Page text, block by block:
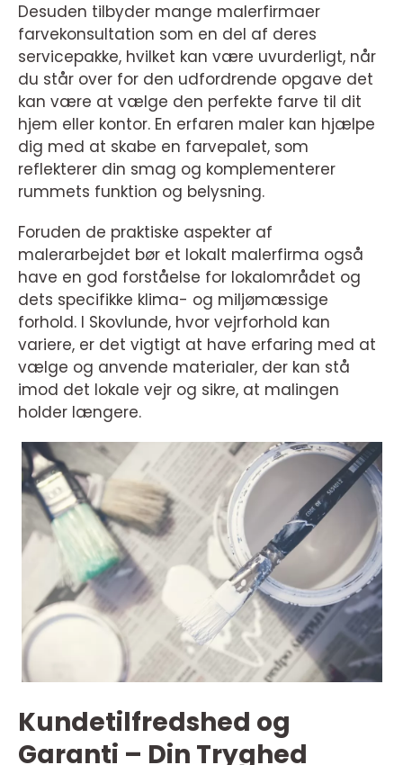
Desuden tilbyder mange malerfirmaer
farvekonsultation som en del af deres
servicepakke, hvilket kan være uvurderligt, når
du står over for den udfordrende opgave det
kan være at vælge den perfekte farve til dit
hjem eller kontor. En erfaren maler kan hjælpe
dig med at skabe en farvepalet, som
reflekterer din smag og komplementerer
rummets funktion og belysning.
Foruden de praktiske aspekter af
malerarbejdet bør et lokalt malerfirma også
have en god forståelse for lokalområdet og
dets specifikke klima- og miljømæssige
forhold. I Skovlunde, hvor vejrforhold kan
variere, er det vigtigt at have erfaring med at
vælge og anvende materialer, der kan stå
imod det lokale vejr og sikre, at malingen
holder længere.
Kundetilfredshed og
Garanti – Din Tryghed